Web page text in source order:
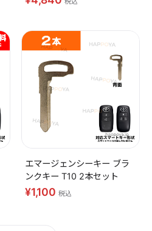
エマージェンシーキー ブラ
ンクキー T10 2本セット
¥1,100 税込